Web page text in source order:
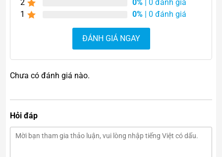
Đặc điểm nổi bật của tinh
thể thạch anh tím 0,87kg
1. Màu tím tự nhiên sang trọng
Tinh thể có gam tím đặc trưng tự nhiên, sắc đá trong trẻo
kết hợp cùng các tinh thể lấp lánh giúp tạo nên vẻ đẹp
trưng cho:
Trí tuệ và sự minh mẫn
Tâm hồn bình an
Sự giàu sang và thịnh vượng
2
0% | 0 đánh giá
1
0% | 0 đánh giá
ĐÁNH GIÁ NGAY
Chưa có đánh giá nào.
Hỏi đáp